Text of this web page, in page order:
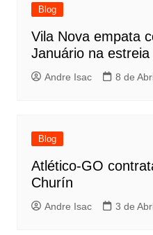
Blog
Vila Nova empata
Januário na
Andre Isac 8 de
Blog
Atlético-GO
Churín
Andre Isac 3 de